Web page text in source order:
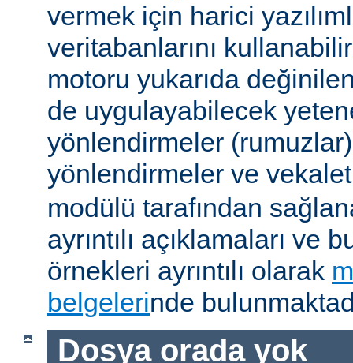
vermek için harici
veritabanlarını
motoru yukarıda
de uygulayabilecek
yönlendirmeler
yönlendirmeler ve
modülü tarafından
ayrıntılı açıklamaları ve
örnekleri ayrıntılı olarak
belgelerinde
Dosya orada yok